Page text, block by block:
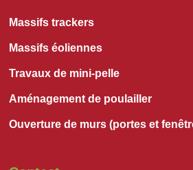
Massifs trackers
Massifs éoliennes
Travaux de mini-pelle
Aménagement de poulailler
Ouverture de murs (portes et